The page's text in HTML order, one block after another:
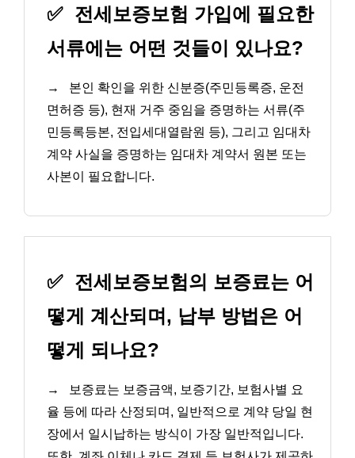
✅ 전세보증보험 가입에 필요한
서류에는 어떤 것들이 있나요?
→
본인 확인을 위한 신분증(주민등록증, 운전
면허증 등), 현재 거주 중임을 증명하는 서류(주
민등록등본, 전입세대열람원 등), 그리고 임대차
계약 사실을 증명하는 임대차 계약서 원본 또는
사본이 필요합니다.
✅ 전세보증보험의 보증료는 어
떻게 계산되며, 납부 방법은 어
떻게 되나요?
→
보증료는 보증금액, 보증기간, 보험사별 요
율 등에 따라 산정되며, 일반적으로 계약 당일 현
장에서 일시납하는 방식이 가장 일반적입니다.